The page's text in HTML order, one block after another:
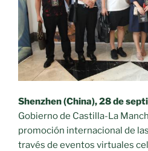
Shenzhen (China), 28 de
Gobierno de Castilla-La
promoción internacional de
través de eventos virtuales